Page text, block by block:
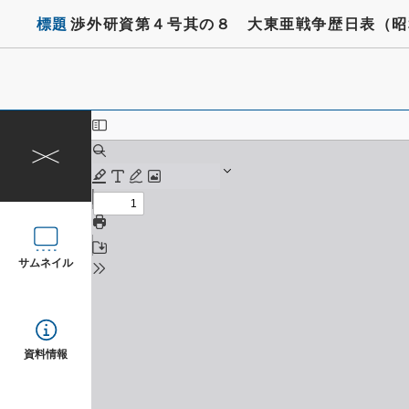
標題 渉外研資第４号其の８ 大東亜戦争歴日表（
サムネイル
資料情報